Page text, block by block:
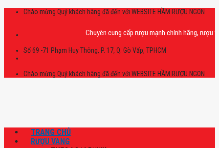
Skip
Chào mừng Quý khách hàng đã đến với WEBSITE HẦM RƯỢU NGON
Chuyên cung cấp rượu mạnh chính hãng, rượu
Số 69 -71 Phạm Huy Thông, P. 17, Q. Gò Vấp, TPHCM
Chào mừng Quý khách hàng đã đến với WEBSITE HẦM RƯỢU NGON
TRANG CHỦ
RƯỢU VANG